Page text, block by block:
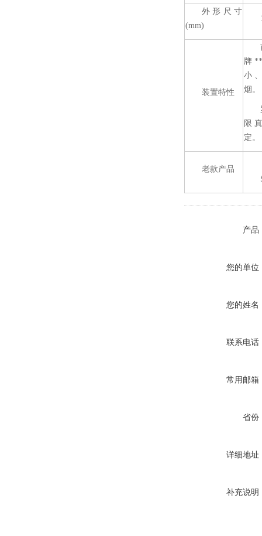
外形尺寸
(mm)
装置特性
牌
小
烟。
限
定。
老款产品
产品
您的单位
您的姓名
联系电话
常用邮箱
省份
详细地址
补充说明